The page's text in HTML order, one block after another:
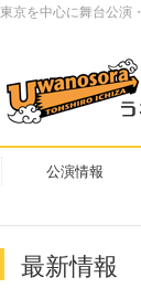
東京を中心に舞台公演
公演情報
最新情報